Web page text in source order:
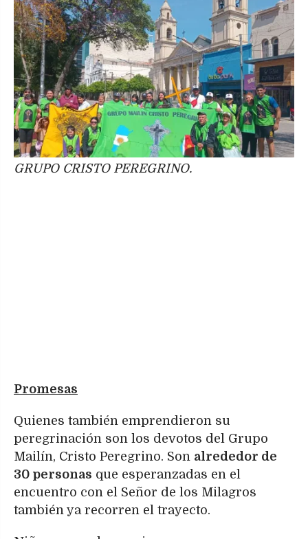
GRUPO CRISTO PEREGRINO.
Promesas
Quienes también emprendieron su
peregrinación son los devotos del Grupo
Mailín, Cristo Peregrino. Son alrededor de
30 personas que esperanzadas en el
encuentro con el Señor de los Milagros
también ya recorren el trayecto.